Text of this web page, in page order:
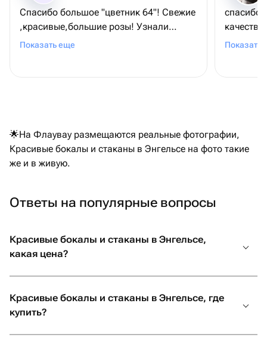
Спасибо большое "цветник 64"! Свежие
,красивые,большие розы! Узнали
подходящее время для доставки у
Показать еще
спасибо
Показать
🌟На Флаувау размещаются реальные фотографии,
Красивые бокалы и стаканы в Энгельсе на фото такие
же и в живую.
Ответы на популярные вопросы
Красивые бокалы и стаканы в Энгельсе,
какая цена?
Красивые бокалы и стаканы в Энгельсе, где
купить?